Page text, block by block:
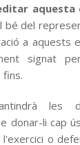
aquesta
del
a aquests
signat
les
donar-li cap
o